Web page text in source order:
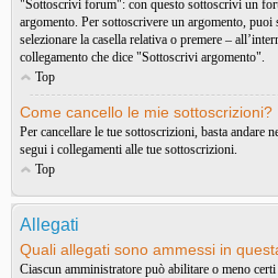
"Sottoscrivi forum": con questo sottoscrivi un
argomento. Per sottoscrivere un argomento,
selezionare la casella relativa o premere –
collegamento che dice "Sottoscrivi argomento".
Top
Come cancello le mie sottoscrizioni?
Per cancellare le tue sottoscrizioni, basta andare
segui i collegamenti alle tue sottoscrizioni.
Top
Allegati
Quali allegati sono ammessi in
Ciascun amministratore può abilitare o meno